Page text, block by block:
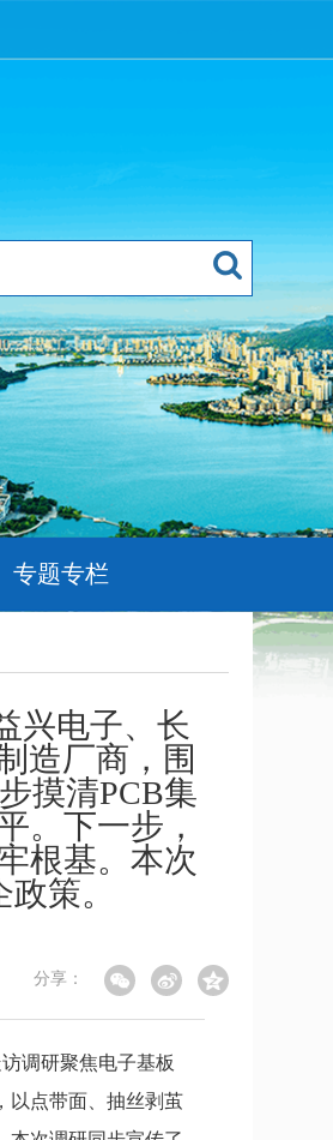
专题专栏
兴电子、长
造厂商，围
摸清PCB集
。下一步，
根基。本次
策。
分享：
调研聚焦电子基板
以点带面、抽丝剥茧